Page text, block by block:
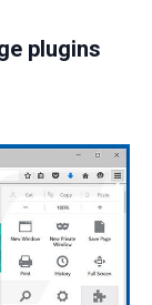
plugins